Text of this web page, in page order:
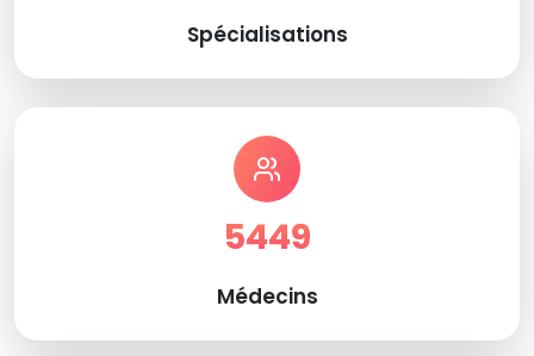
Spécialisations
5449
Médecins